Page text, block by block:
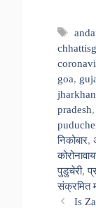
Tags
goa,
pradesh,
निकोबार,
पुडुचेरी,
संक्रमित
Is